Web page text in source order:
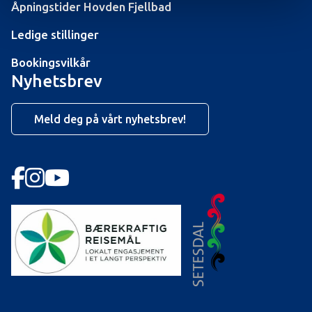
Åpningstider Hovden Fjellbad
Ledige stillinger
Bookingsvilkår
Nyhetsbrev
Meld deg på vårt nyhetsbrev!